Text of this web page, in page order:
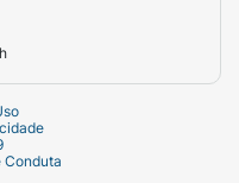
na absorção de
um controle
fixa de
em uma única
Conduta